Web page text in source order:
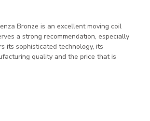
Bronze is an excellent moving coil
a strong recommendation, especially
its sophisticated technology, its
quality and the price that is